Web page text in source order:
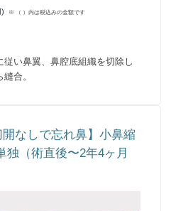
) ※ （ ）内は税込みの金額です
い鼻翼、鼻腔底組織を切除し
合。
開なしで忘れ鼻】小鼻縮
独（術直後〜2年4ヶ月